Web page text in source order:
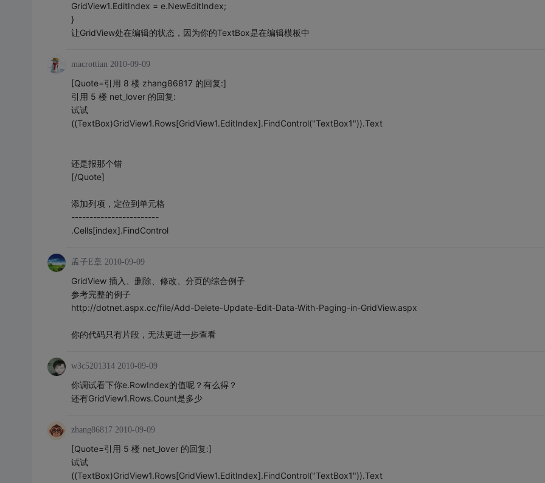
GridView1.EditIndex = e.NewEditIndex;
}
让GridView处在编辑的状态，因为你的TextBox是在编辑模板中
macrottian 2010-09-09
[Quote=引用 8 楼 zhang86817 的回复:]
引用 5 楼 net_lover 的回复:
试试
((TextBox)GridView1.Rows[GridView1.EditIndex].FindControl("TextBox1")).Text
还是报那个错
[/Quote]
添加列项，定位到单元格
------------------------
.Cells[index].FindControl
孟子E章 2010-09-09
GridView 插入、删除、修改、分页的综合例子
参考完整的例子
http://dotnet.aspx.cc/file/Add-Delete-Update-Edit-Data-With-Paging-in-GridView.aspx
你的代码只有片段，无法更进一步查看
w3c5201314 2010-09-09
你调试看下你e.RowIndex的值呢？有么得？
还有GridView1.Rows.Count是多少
zhang86817 2010-09-09
[Quote=引用 5 楼 net_lover 的回复:]
试试
((TextBox)GridView1.Rows[GridView1.EditIndex].FindControl("TextBox1")).Text